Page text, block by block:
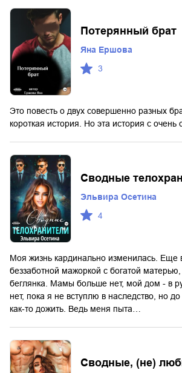
Потерянный брат
Яна Ершова
3
Это повесть о двух совершенно разных
короткая история. Но эта история с
Сводные
Эльвира Осетина
4
Моя жизнь кардинально изменилась. Еще
беззаботной мажоркой с богатой
беглянка. Мамы больше нет, мой дом - в
нет, пока я не вступлю в наследство, но
как-то дожить. Ведь меня пыта…
Сводные, (не)